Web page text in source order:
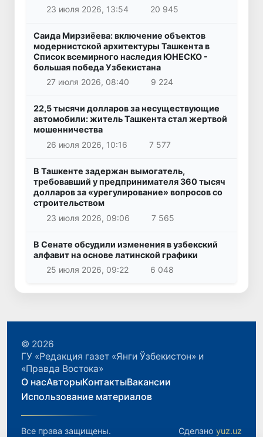
23 июля 2026, 13:54
20 945
Саида Мирзиёева: включение объектов
модернистской архитектуры Ташкента в
Список всемирного наследия ЮНЕСКО -
большая победа Узбекистана
27 июля 2026, 08:40
9 224
22,5 тысячи долларов за несуществующие
автомобили: житель Ташкента стал жертвой
мошенничества
26 июля 2026, 10:16
7 577
В Ташкенте задержан вымогатель,
требовавший у предпринимателя 360 тысяч
долларов за «урегулирование» вопросов со
строительством
23 июля 2026, 09:06
7 565
В Сенате обсудили изменения в узбекский
алфавит на основе латинской графики
25 июля 2026, 09:22
6 048
© 2026
ГУ «Редакция газет «Янги Ўзбекистон» и
«Правда Востока»
О насАвторыКонтактыВакансии
Использование материалов
Все права защищены. Сделано yuz.uz